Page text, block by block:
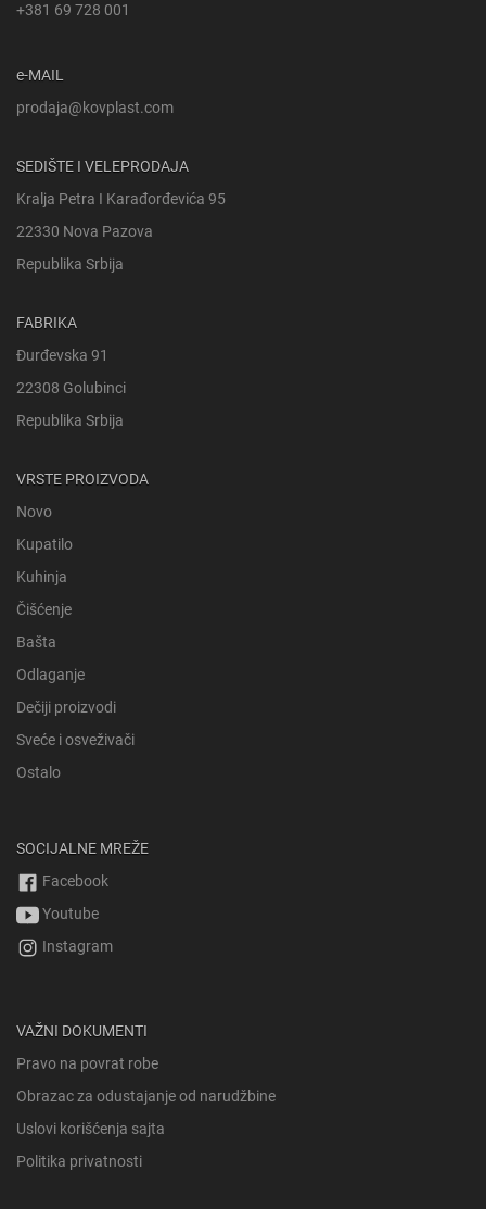
+381 69 728 001
e-MAIL
prodaja@kovplast.com
SEDIŠTE I VELEPRODAJA
Kralja Petra I Karađorđevića 95
22330 Nova Pazova
Republika Srbija
FABRIKA
Đurđevska 91
22308 Golubinci
Republika Srbija
VRSTE PROIZVODA
Novo
Kupatilo
Kuhinja
Čišćenje
Bašta
Odlaganje
Dečiji proizvodi
Sveće i osveživači
Ostalo
SOCIJALNE MREŽE
Facebook
Youtube
Instagram
VAŽNI DOKUMENTI
Pravo na povrat robe
Obrazac za odustajanje od narudžbine
Uslovi korišćenja sajta
Politika privatnosti